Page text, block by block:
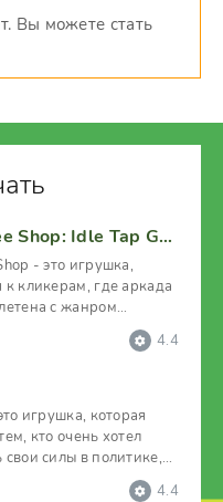
Вы можете стать
Own Coffee Shop: Idle Tap Game
- это игрушка,
к кликерам, где аркада
с жанром
менеджера.
4.4
игрушка, которая
кто очень хотел
свои силы в политике,
не
4.4